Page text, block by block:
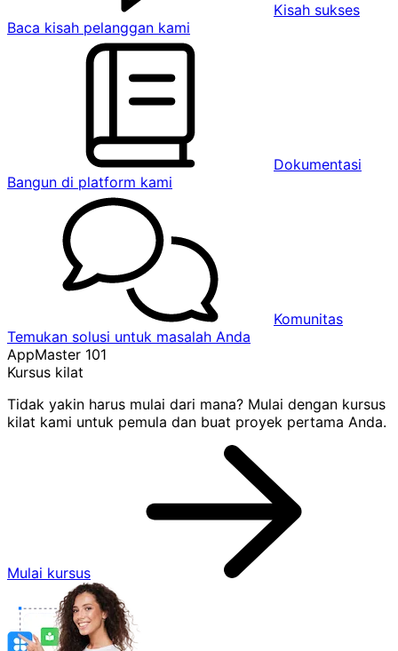
Kisah sukses
Baca kisah pelanggan kami
Dokumentasi
Bangun di platform kami
Komunitas
Temukan solusi untuk masalah Anda
AppMaster 101
Kursus kilat
Tidak yakin harus mulai dari mana? Mulai dengan kursus
kilat kami untuk pemula dan buat proyek pertama Anda.
Mulai kursus